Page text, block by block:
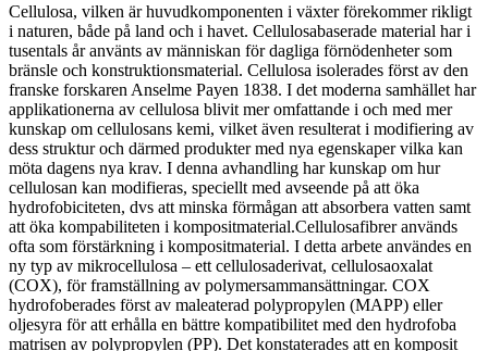
Cellulosa, vilken är huvudkomponenten i växter förekommer rikligt
i naturen, både på land och i havet. Cellulosabaserade material har i
tusentals år använts av människan för dagliga förnödenheter som
bränsle och konstruktionsmaterial. Cellulosa isolerades först av den
franske forskaren Anselme Payen 1838. I det moderna samhället har
applikationerna av cellulosa blivit mer omfattande i och med mer
kunskap om cellulosans kemi, vilket även resulterat i modifiering av
dess struktur och därmed produkter med nya egenskaper vilka kan
möta dagens nya krav. I denna avhandling har kunskap om hur
cellulosan kan modifieras, speciellt med avseende på att öka
hydrofobiciteten, dvs att minska förmågan att absorbera vatten samt
att öka kompabiliteten i kompositmaterial.Cellulosafibrer används
ofta som förstärkning i kompositmaterial. I detta arbete användes en
ny typ av mikrocellulosa – ett cellulosaderivat, cellulosaoxalat
(COX), för framställning av polymersammansättningar. COX
hydrofoberades först av maleaterad polypropylen (MAPP) eller
oljesyra för att erhålla en bättre kompatibilitet med den hydrofoba
matrisen av polypropylen (PP). Det konstaterades att en komposit